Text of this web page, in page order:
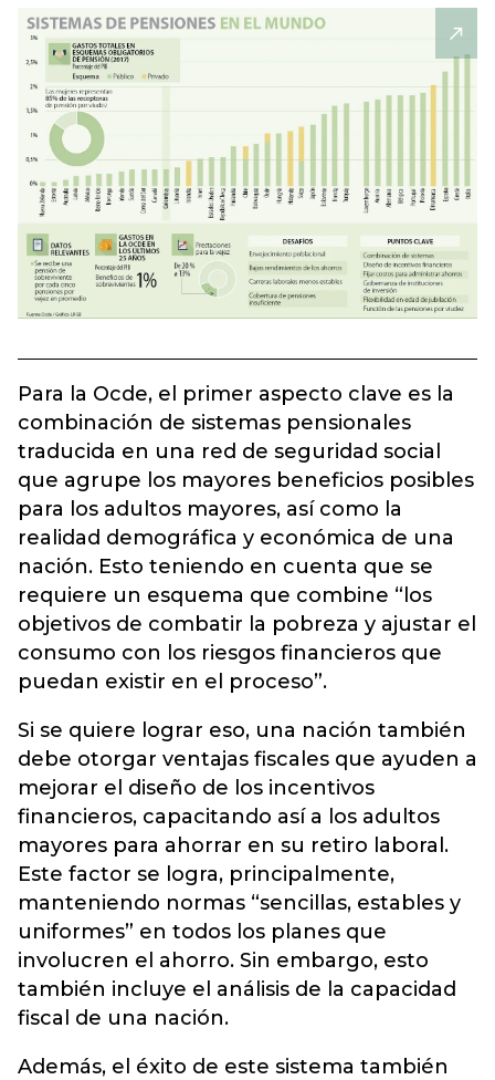
Para la Ocde, el primer aspecto clave es la
combinación de sistemas pensionales
traducida en una red de seguridad social
que agrupe los mayores beneficios posibles
para los adultos mayores, así como la
realidad demográfica y económica de una
nación. Esto teniendo en cuenta que se
requiere un esquema que combine “los
objetivos de combatir la pobreza y ajustar el
consumo con los riesgos financieros que
puedan existir en el proceso”.
Si se quiere lograr eso, una nación también
debe otorgar ventajas fiscales que ayuden a
mejorar el diseño de los incentivos
financieros, capacitando así a los adultos
mayores para ahorrar en su retiro laboral.
Este factor se logra, principalmente,
manteniendo normas “sencillas, estables y
uniformes” en todos los planes que
involucren el ahorro. Sin embargo, esto
también incluye el análisis de la capacidad
fiscal de una nación.
Además, el éxito de este sistema también